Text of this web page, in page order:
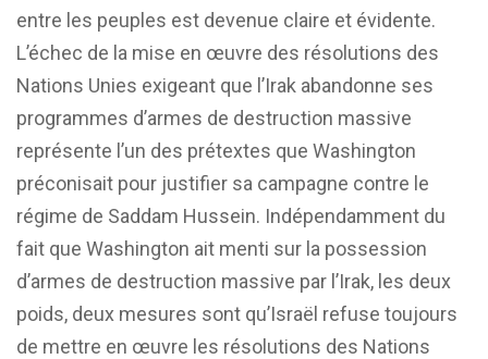
entre les peuples est devenue claire et évidente.
L’échec de la mise en œuvre des résolutions des
Nations Unies exigeant que l’Irak abandonne ses
programmes d’armes de destruction massive
représente l’un des prétextes que Washington
préconisait pour justifier sa campagne contre le
régime de Saddam Hussein. Indépendamment du
fait que Washington ait menti sur la possession
d’armes de destruction massive par l’Irak, les deux
poids, deux mesures sont qu’Israël refuse toujours
de mettre en œuvre les résolutions des Nations